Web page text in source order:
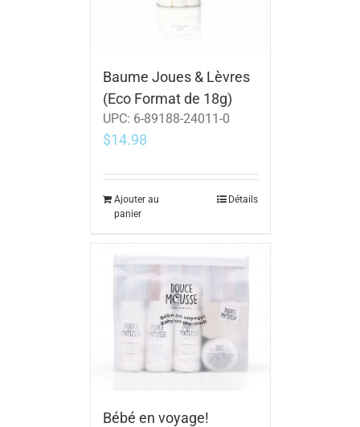
Baume Joues & Lèvres
(Eco Format de 18g)
UPC: 6-89188-24011-0
$14.98
Ajouter au
panier
Détails
Bébé en voyage!